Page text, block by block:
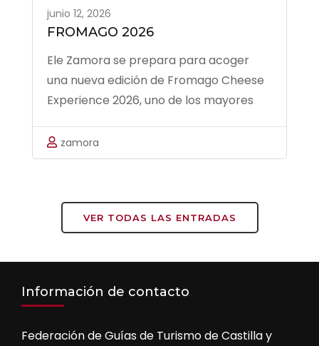
junio 12, 2026
FROMAGO 2026
Ele Zamora se prepara para acoger
una nueva edición de Fromago Cheese
Experience 2026, uno de los mayores
queso y a la cultura láctea. Tras el éxito
de ediciones anteriores, la feria regresa
combina gastronomía, innovación, …
zamora
VER TODAS LAS ENTRADAS
Información de contacto
Federación de Guías de Turismo de Castilla y